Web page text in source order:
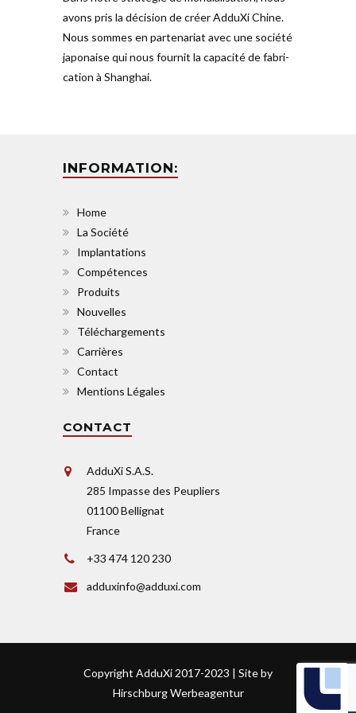
CON TACT
AdduXi China
avons pris la décision de créer AdduXi Chine.
Nous sommes en par­ten­ariat avec une société
japo­naise qui nous fournit la capacité de fabri­
cation à Shanghai.
INFORMATION:
Home
La Société
Implantations
Compétences
Produits
Nouvelles
Téléchargements
Carrières
Contact
Mentions Légales
CONTACT
AdduXi S.A.S.
285 Impasse des Peupliers
01100 Bellignat
France
+33 474 120 230
adduxinfo@adduxi.com
Copyright AdduXi 2017-2023 | Site by
Hirschburg Werbeagentur